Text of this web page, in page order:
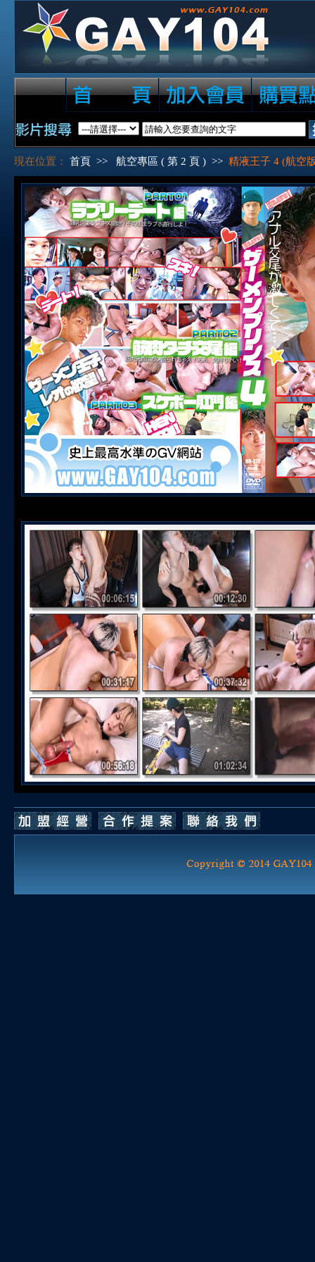
現在位置： 首頁 >> 航空專區 ( 第 2 頁 ) >> 精液王子 4 (航空